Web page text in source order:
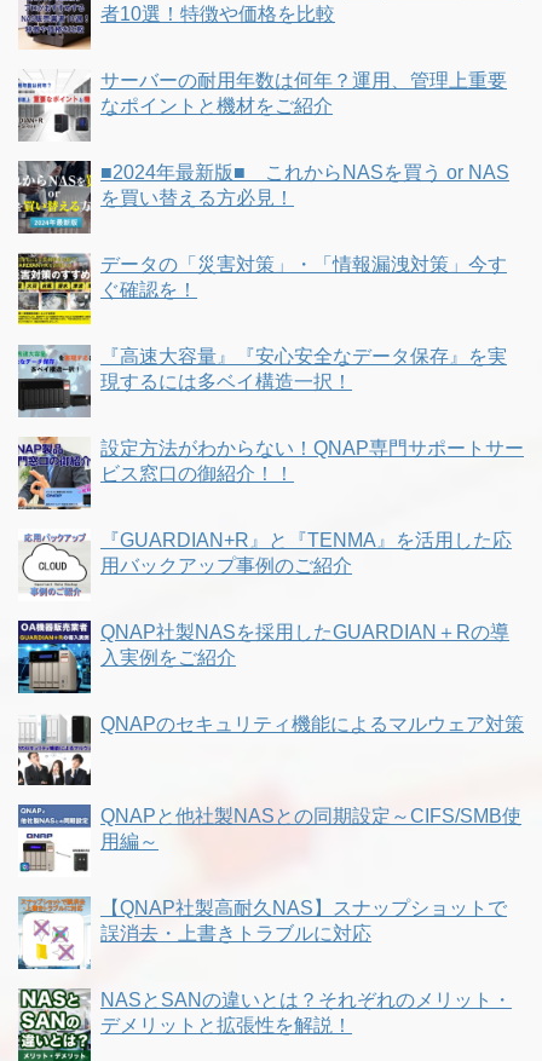
者10選！特徴や価格を比較
サーバーの耐用年数は何年？運用、管理上重要
なポイントと機材をご紹介
■2024年最新版■ これからNASを買う or NAS
を買い替える方必見！
データの「災害対策」・「情報漏洩対策」今す
ぐ確認を！
『高速大容量』『安心安全なデータ保存』を実
現するには多ベイ構造一択！
設定方法がわからない！QNAP専門サポートサー
ビス窓口の御紹介！！
『GUARDIAN+R』と『TENMA』を活用した応
用バックアップ事例のご紹介
QNAP社製NASを採用したGUARDIAN＋Rの導
入実例をご紹介
QNAPのセキュリティ機能によるマルウェア対策
QNAPと他社製NASとの同期設定～CIFS/SMB使
用編～
【QNAP社製高耐久NAS】スナップショットで
誤消去・上書きトラブルに対応
NASとSANの違いとは？それぞれのメリット・
デメリットと拡張性を解説！